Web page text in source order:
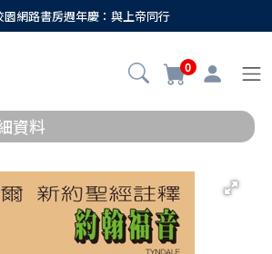
園網路書房週年慶：與上帝同行
0
資料